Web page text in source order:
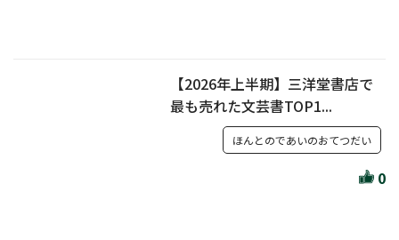
【2026年上半期】三洋堂書店で
最も売れた文芸書TOP1...
ほんとのであいのおてつだい
0